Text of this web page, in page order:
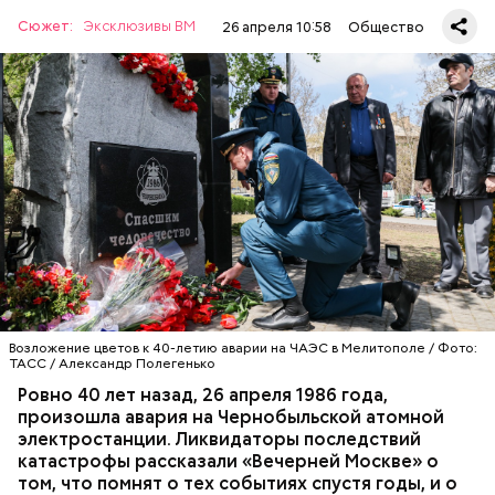
Сюжет: Эксклюзивы ВМ 26 апреля 10:58 Общество
Возложение цветов к 40-летию аварии на ЧАЭС в Мелитополе / Фото:
ТАСС / Александр Полегенько
Ровно 40 лет назад, 26 апреля 1986 года,
произошла авария на Чернобыльской атомной
электростанции. Ликвидаторы последствий
катастрофы рассказали «Вечерней Москве» о
том, что помнят о тех событиях спустя годы, и о
Специалист гражданской обороны Московского
авиацентра Владимир Макеев в 1986 году служил в
Киеве в отдельном механизированном полку
гражданской обороны. На тот момент, когда
произошла авария на Чернобыльской атомной
станции, ему было 26 лет.
АВАРИИ ЧЕРНОБЫЛЬ ИСТОРИЯ
Как гласит предание, совершая паломничество в
Иерусалим, Николай Чудотворец по просьбе
отчаявшихся путников молитвой успокоил
разбушевавшееся море.
А еще, удержав меч палача, святой Николай спас от
смерти трех мужей, невинно осужденных
корыстолюбивым градоначальником.